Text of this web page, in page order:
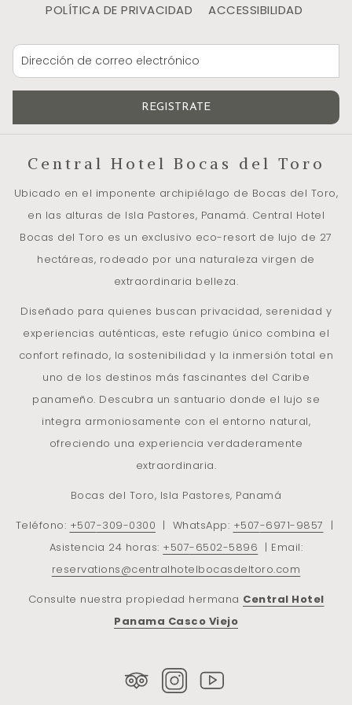
contenido
POLÍTICA DE PRIVACIDAD
ACCESSIBILIDAD
REGISTRATE
Central Hotel Bocas del Toro
Ubicado en el imponente archipiélago de Bocas del Toro,
en las alturas de Isla Pastores, Panamá. Central Hotel
Bocas del Toro es un exclusivo eco-resort de lujo de 27
hectáreas, rodeado por una naturaleza virgen de
extraordinaria belleza.
Diseñado para quienes buscan privacidad, serenidad y
experiencias auténticas, este refugio único combina el
confort refinado, la sostenibilidad y la inmersión total en
uno de los destinos más fascinantes del Caribe
panameño. Descubra un santuario donde el lujo se
integra armoniosamente con el entorno natural,
ofreciendo una experiencia verdaderamente
extraordinaria.
Bocas del Toro, Isla Pastores, Panamá
Teléfono: +507-309-0300 | WhatsApp: +507-6971-9857 |
Asistencia 24 horas: +507-6502-5896 | Email:
reservations@centralhotelbocasdeltoro.com
Consulte nuestra propiedad hermana Central Hotel
Panama Casco Viejo